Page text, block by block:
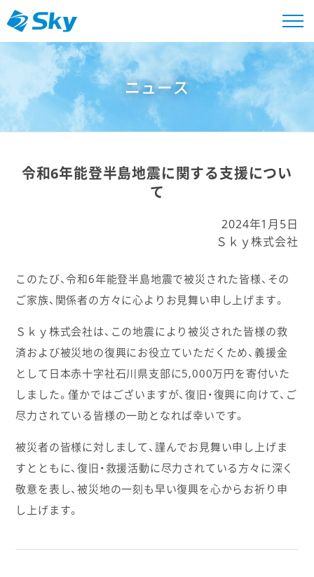
ニュース
令和6年能登半島地震に関する支援につい
て
2024年1月5日
Ｓｋｙ株式会社
このたび、令和6年能登半島地震で被災された皆様、その
ご家族、関係者の方々に心よりお見舞い申し上げます。
Ｓｋｙ株式会社は、この地震により被災された皆様の救
済および被災地の復興にお役立ていただくため、義援金
として日本赤十字社石川県支部に5,000万円を寄付いた
しました。僅かではございますが、復旧・復興に向けて、ご
尽力されている皆様の一助となれば幸いです。
被災者の皆様に対しまして、謹んでお見舞い申し上げま
すとともに、復旧・救援活動に尽力されている方々に深く
敬意を表し、被災地の一刻も早い復興を心からお祈り申
し上げます。